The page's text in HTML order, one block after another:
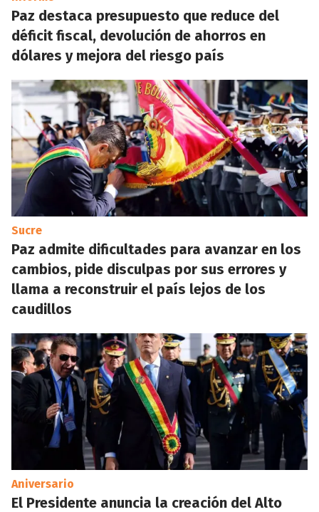
Paz destaca presupuesto que reduce del
déficit fiscal, devolución de ahorros en
dólares y mejora del riesgo país
Sucre
Paz admite dificultades para avanzar en los
cambios, pide disculpas por sus errores y
llama a reconstruir el país lejos de los
caudillos
Aniversario
El Presidente anuncia la creación del Alto